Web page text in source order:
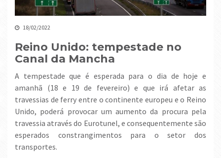
18/02/2022
Reino Unido: tempestade no
Canal da Mancha
A tempestade que é esperada para o dia de hoje e
amanhã (18 e 19 de fevereiro) e que irá afetar as
travessias de ferry entre o continente europeu e o Reino
Unido, poderá provocar um aumento da procura pela
travessia através do Eurotunel, e consequentemente são
esperados constrangimentos para o setor dos
transportes.